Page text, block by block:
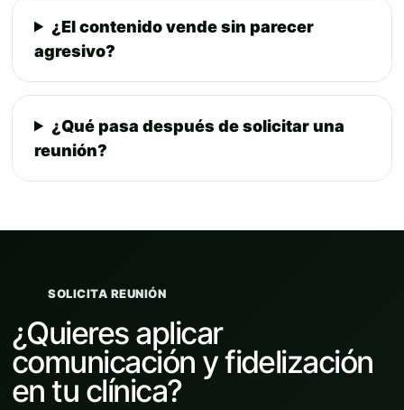
¿El contenido vende sin parecer
agresivo?
¿Qué pasa después de solicitar una
reunión?
SOLICITA REUNIÓN
¿Quieres aplicar
comunicación y fidelización
en tu clínica?